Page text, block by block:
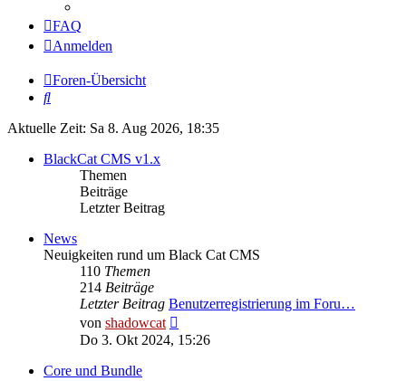
FAQ
Anmelden
Foren-Übersicht
Suche
Aktuelle Zeit: Sa 8. Aug 2026, 18:35
BlackCat CMS v1.x
Themen
Beiträge
Letzter Beitrag
News
Neuigkeiten rund um Black Cat CMS
110 Themen
214 Beiträge
Letzter Beitrag Benutzerregistrierung im Foru…
von shadowcat
Beitrag
Do 3. Okt 2024, 15:26
Core und Bundle